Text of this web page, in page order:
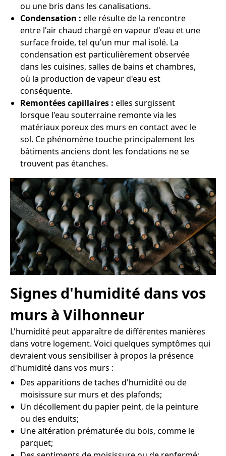
ou une bris dans les canalisations.
Condensation : elle résulte de la rencontre
entre l'air chaud chargé en vapeur d'eau et une
surface froide, tel qu'un mur mal isolé. La
condensation est particulièrement observée
dans les cuisines, salles de bains et chambres,
où la production de vapeur d'eau est
conséquente.
Remontées capillaires : elles surgissent
lorsque l'eau souterraine remonte via les
matériaux poreux des murs en contact avec le
sol. Ce phénomène touche principalement les
bâtiments anciens dont les fondations ne se
trouvent pas étanches.
Signes d'humidité dans vos
murs à Vilhonneur
L'humidité peut apparaître de différentes manières
dans votre logement. Voici quelques symptômes qui
devraient vous sensibiliser à propos la présence
d'humidité dans vos murs :
Des apparitions de taches d'humidité ou de
moisissure sur murs et des plafonds;
Un décollement du papier peint, de la peinture
ou des enduits;
Une altération prématurée du bois, comme le
parquet;